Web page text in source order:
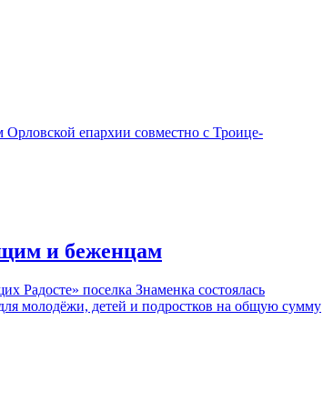
Орловской епархии совместно с Троице-
и беженцам
Радосте» поселка Знаменка состоялась
молодёжи, детей и подростков на общую сумму